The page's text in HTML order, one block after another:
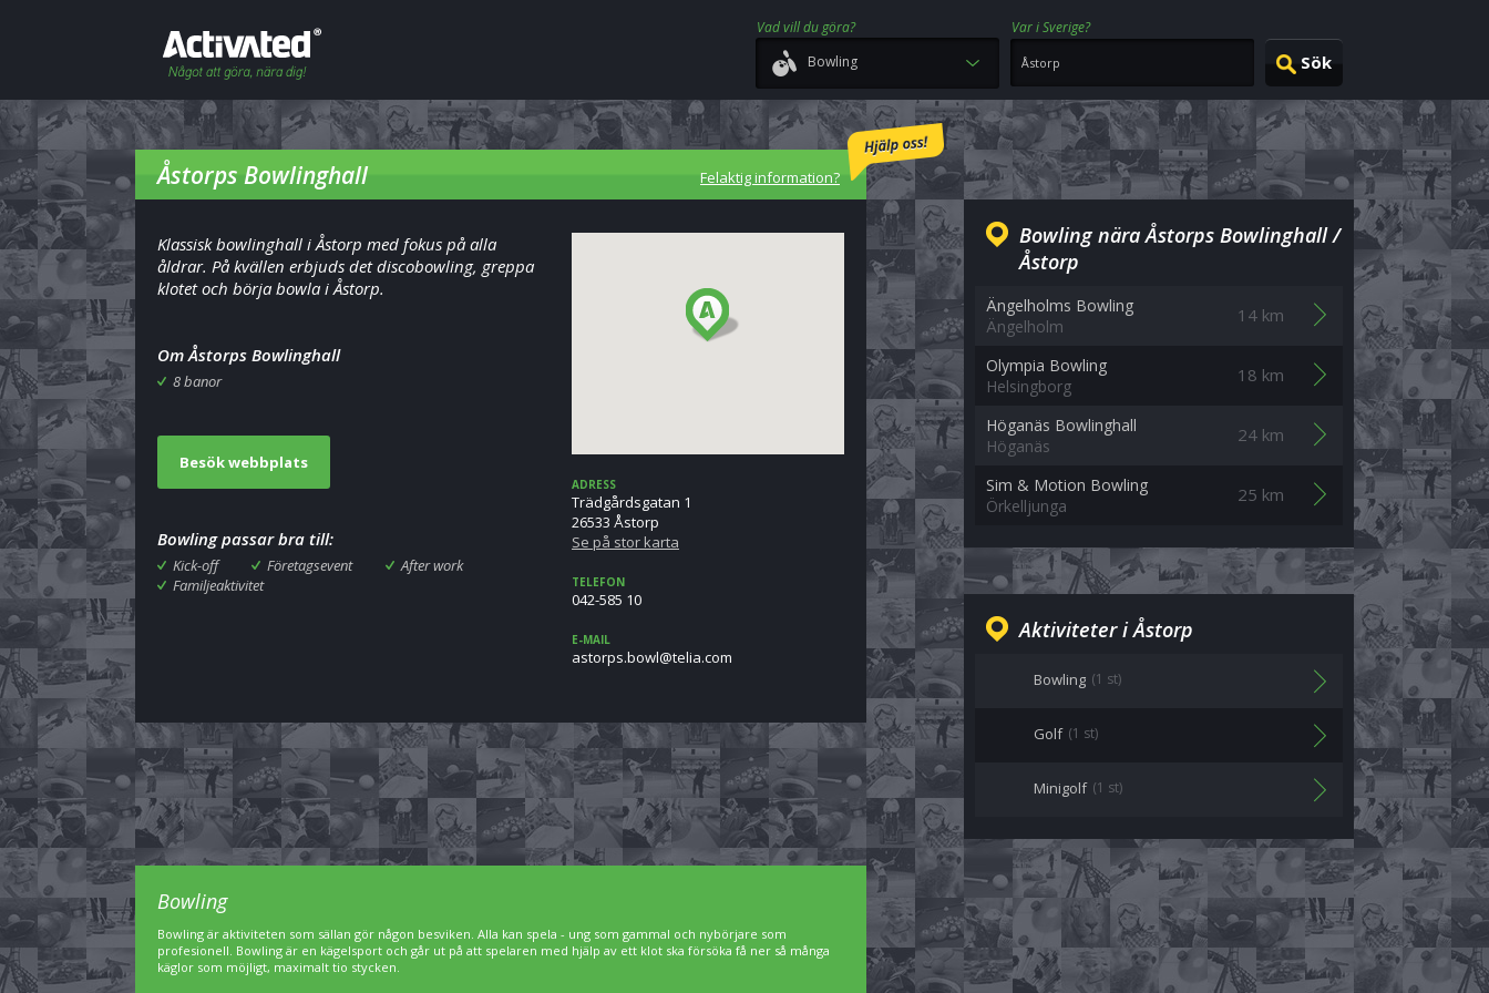
Vad vill du göra?
Var i Sverige?
Bowling
Åstorps Bowlinghall Felaktig information?
Klassisk bowlinghall i Åstorp med fokus på alla
åldrar. På kvällen erbjuds det discobowling, greppa
klotet och börja bowla i Åstorp.
Om Åstorps Bowlinghall
8 banor
Besök webbplats
Bowling passar bra till:
Kick-off Företagsevent
After work
Familjeaktivitet
ADRESS
Trädgårdsgatan 1
26533 Åstorp
Se på stor karta
TELEFON
042-585 10
E-MAIL
moc.ailet@lwob.sprotsa
Bowling nära Åstorps Bowlinghall /
Åstorp
Ängelholms Bowling
Ängelholm
14 km
Olympia Bowling
Helsingborg
18 km
Höganäs Bowlinghall
Höganäs
24 km
Sim & Motion Bowling
Örkelljunga
25 km
Aktiviteter i Åstorp
Bowling (1 st)
Golf (1 st)
Minigolf (1 st)
Bowling
Bowling är aktiviteten som sällan gör någon besviken. Alla kan spela - ung som gammal och nybörjare som
profesionell. Bowling är en kägelsport och går ut på att spelaren med hjälp av ett klot ska försöka få ner så många
käglor som möjligt, maximalt tio stycken.